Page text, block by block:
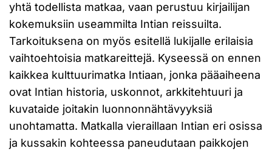
yhtä todellista matkaa, vaan perustuu kirjailijan
kokemuksiin useammilta Intian reissuilta.
Tarkoituksena on myös esitellä lukijalle erilaisia
vaihtoehtoisia matkareittejä. Kyseessä on ennen
kaikkea kulttuurimatka Intiaan, jonka pääaiheena
ovat Intian historia, uskonnot, arkkitehtuuri ja
kuvataide joitakin luonnonnähtävyyksiä
unohtamatta. Matkalla vieraillaan Intian eri osissa
ja kussakin kohteessa paneudutaan paikkojen